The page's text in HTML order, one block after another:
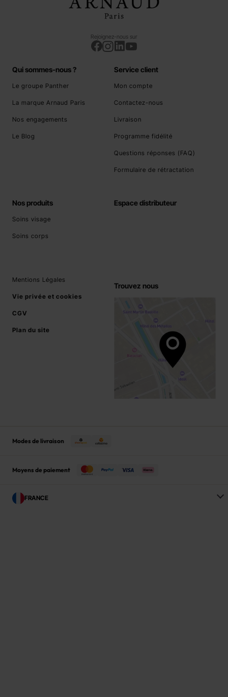
Rejoignez-nous sur
Qui sommes-nous ?
Le groupe Panther
La marque Arnaud Paris
Nos engagements
Le Blog
Nos produits
Soins visage
Soins corps
Service client
Mon compte
Contactez-nous
Livraison
Programme fidélité
Questions réponses (FAQ)
Formulaire de rétractation
Espace distributeur
Mentions Légales
Vie privée et cookies
CGV
Plan du site
Trouvez nous
Modes de livraison
Moyens de paiement
FRANCE